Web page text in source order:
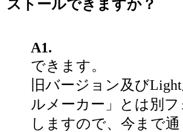
ストールできますか？
A1.
できます。
旧バージョン及び
ルメーカー」とは別
しますので、今まで